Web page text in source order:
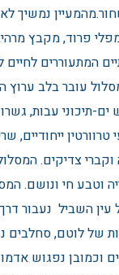
נמשיך
פרוד, מקבץ
המתעוררים לחיים
עובר בלב ערוץ
תיכוני עבות,
טרוורטין ייחודיים,
צדיקים.
וטבע חי ונושם.
השביל נעבור
של לוטם, סחלבים
וכמובן נפגוש